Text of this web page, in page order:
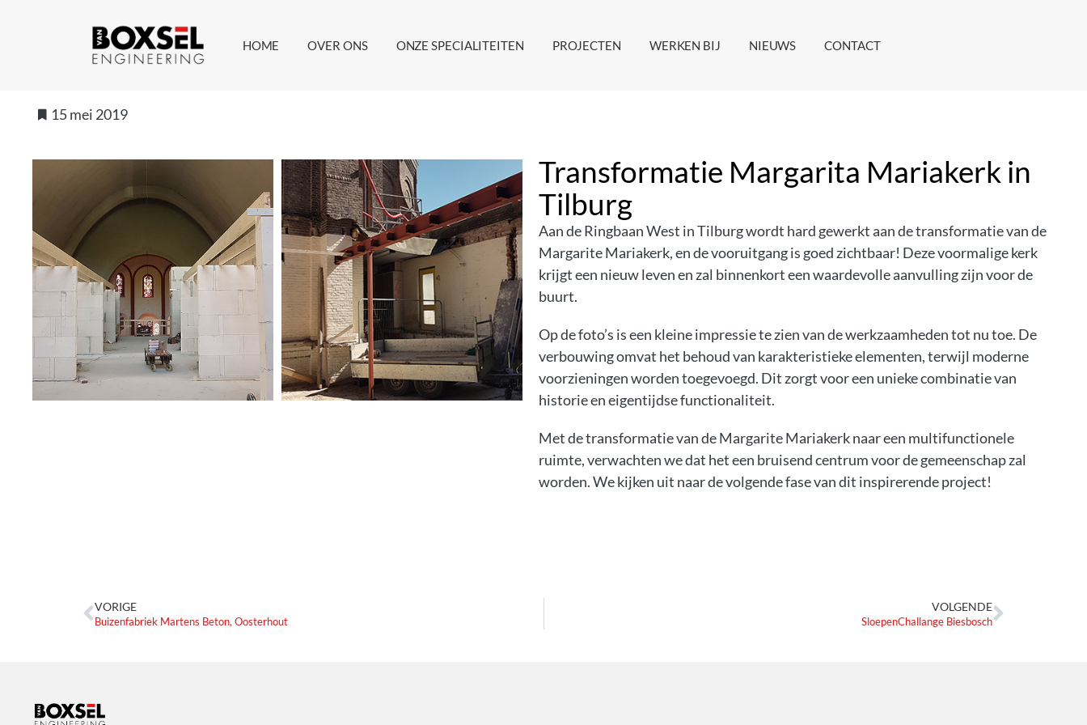
HOME OVER ONS ONZE SPECIALITEITEN PROJECTEN WERKEN BIJ NIEUWS CONTACT
15 mei 2019
Aan de Ringbaan West in Tilburg wordt hard gewerkt aan de transformatie van de
Margarite Mariakerk, en de vooruitgang is goed zichtbaar! Deze voormalige kerk
krijgt een nieuw leven en zal binnenkort een waardevolle aanvulling zijn voor de
buurt.
Op de foto’s is een kleine impressie te zien van de werkzaamheden tot nu toe. De
verbouwing omvat het behoud van karakteristieke elementen, terwijl moderne
voorzieningen worden toegevoegd. Dit zorgt voor een unieke combinatie van
historie en eigentijdse functionaliteit.
Met de transformatie van de Margarite Mariakerk naar een multifunctionele
ruimte, verwachten we dat het een bruisend centrum voor de gemeenschap zal
worden. We kijken uit naar de volgende fase van dit inspirerende project!
Transformatie Margarita Mariakerk in
Tilburg
VORIGE
Buizenfabriek Martens Beton, Oosterhout
VOLGENDE
SloepenChallange Biesbosch